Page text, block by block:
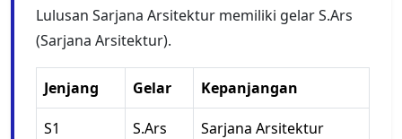
Lulusan Sarjana Arsitektur memiliki gelar S.Ars
(Sarjana Arsitektur).
Jenjang Gelar Kepanjangan
S1 S.Ars Sarjana Arsitektur